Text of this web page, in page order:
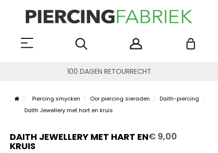
100 DAGEN RETOURRECHT
Piercing smycken Oor piercing sieraden
Daith-piercing
Daith Jewellery met hart en kruis
DAITH JEWELLERY MET HART EN
KRUIS
€ 9,00